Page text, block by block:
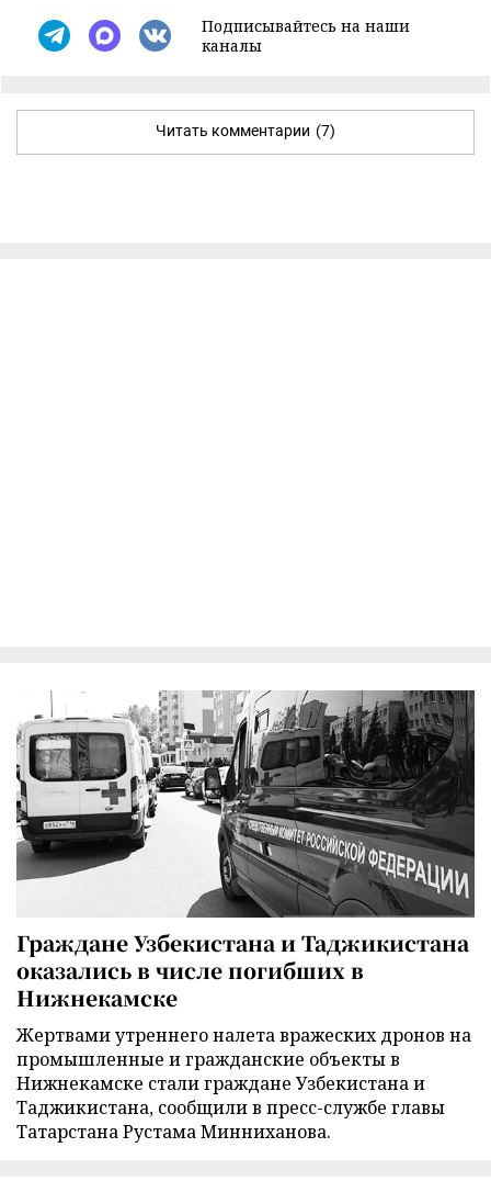
Подписывайтесь на наши
каналы
Читать комментарии (7)
Граждане Узбекистана и Таджикистана
оказались в числе погибших в
Нижнекамске
Жертвами утреннего налета вражеских дронов на
промышленные и гражданские объекты в
Нижнекамске стали граждане Узбекистана и
Таджикистана, сообщили в пресс-службе главы
Татарстана Рустама Минниханова.